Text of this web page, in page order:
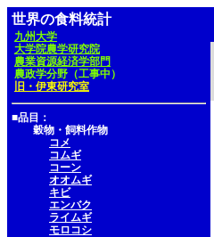
世界の食料統計
九州大学
大学院農学研究院
農業資源経済学部門
農政学分野（工事中）
旧・伊東研究室
■品目：
穀物・飼料作物
コメ
コムギ
コーン
オオムギ
キビ
エンバク
ライムギ
モロコシ